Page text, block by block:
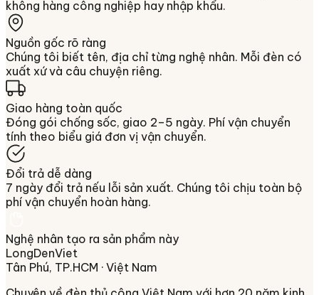
không hàng công nghiệp hay nhập khẩu.
Nguồn gốc rõ ràng
Chúng tôi biết tên, địa chỉ từng nghệ nhân. Mỗi đèn có
xuất xứ và câu chuyện riêng.
Giao hàng toàn quốc
Đóng gói chống sốc, giao 2–5 ngày. Phí vận chuyển
tính theo biểu giá đơn vị vận chuyển.
Đổi trả dễ dàng
7 ngày đổi trả nếu lỗi sản xuất. Chúng tôi chịu toàn bộ
phí vận chuyển hoàn hàng.
Nghệ nhân tạo ra sản phẩm này
LongDenViet
Tân Phú, TP.HCM · Việt Nam